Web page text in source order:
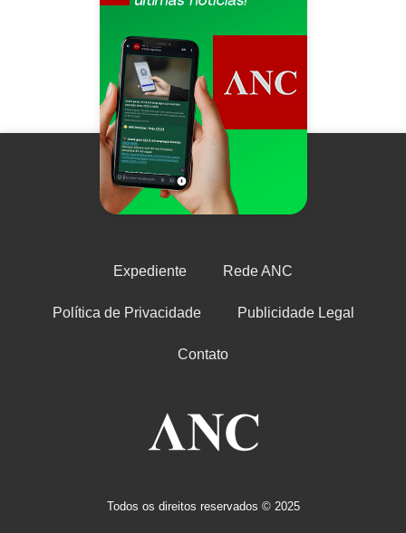
Expediente Rede ANC
Política de Privacidade Publicidade Legal
Contato
Todos os direitos reservados © 2025